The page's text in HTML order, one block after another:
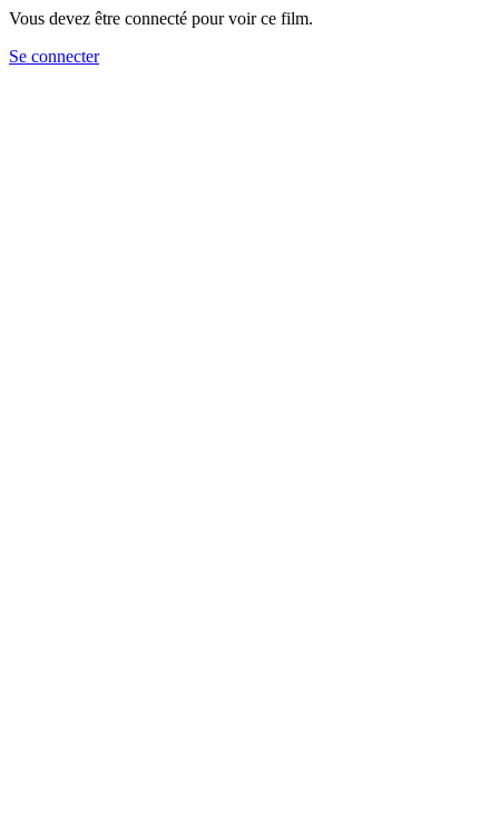
Vous devez être connecté pour voir ce film.
Se connecter